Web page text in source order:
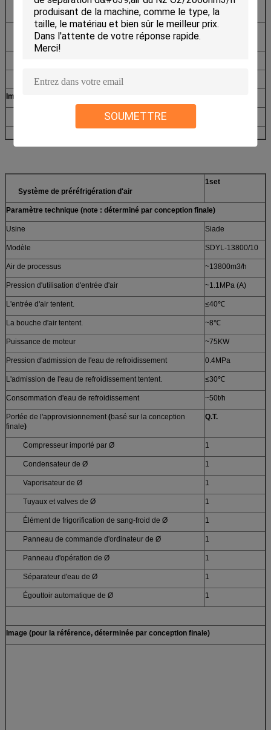
SOUMETTRE
Élément primaire, instrument local et connecteur et
valves nécessaires de racine.
1
Instrument primaire au transformateur pour la vibration
d'axe, déplacement d'axe
1
Pièces de rechange et outil spécial
Image (pour la référence, déterminée par conception finale)
Système de préréfrigération d'air
1set
Paramètre technique (note : déterminé par conception finale)
Usine Siade
Modèle SDYL-13800/10
Air de processus ~13800m3/h
Pression d'utilisation d'entrée d'air ~1.1MPa (A)
L'entrée d'air tentent. ≤40℃
La bouche d'air tentent. ~8℃
Puissance de moteur ~75KW
Pression d'admission de l'eau de refroidissement 0.4MPa
L'admission de l'eau de refroidissement tentent. ≤30℃
Consommation d'eau de refroidissement ~50t/h
Portée de l'approvisionnement(basé sur la conception
finale)
Q.T.
Compresseur importé par Ø 1
Condensateur de Ø 1
Vaporisateur de Ø 1
Tuyaux et valves de Ø 1
Élément de frigorification de sang-froid de Ø 1
Panneau de commande d'ordinateur de Ø 1
Panneau d'opération de Ø 1
Séparateur d'eau de Ø 1
Égouttoir automatique de Ø 1
Image (pour la référence, déterminée par conception finale)